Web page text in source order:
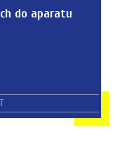
do aparatu